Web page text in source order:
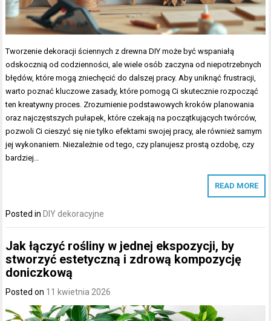
Tworzenie dekoracji ściennych z drewna DIY może być wspaniałą
odskocznią od codzienności, ale wiele osób zaczyna od niepotrzebnych
błędów, które mogą zniechęcić do dalszej pracy. Aby uniknąć frustracji,
warto poznać kluczowe zasady, które pomogą Ci skutecznie rozpocząć
ten kreatywny proces. Zrozumienie podstawowych kroków planowania
oraz najczęstszych pułapek, które czekają na początkujących twórców,
pozwoli Ci cieszyć się nie tylko efektami swojej pracy, ale również samym
jej wykonaniem. Niezależnie od tego, czy planujesz prostą ozdobę, czy
bardziej…
READ MORE
Posted in DIY dekoracyjne
Jak łączyć rośliny w jednej ekspozycji, by
stworzyć estetyczną i zdrową kompozycję
doniczkową
Posted on 11 kwietnia 2026